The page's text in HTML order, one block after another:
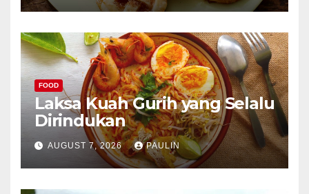
FOOD
Laksa Kuah Gurih yang Selalu
Dirindukan
AUGUST 7, 2026 PAULIN